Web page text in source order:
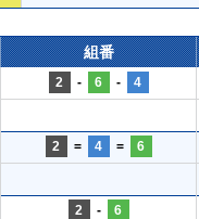
組番
2 - 6 - 4
2 = 4 = 6
2 - 6